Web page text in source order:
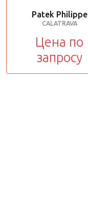
Patek Philippe
CALATRAVA
Цена по
запросу